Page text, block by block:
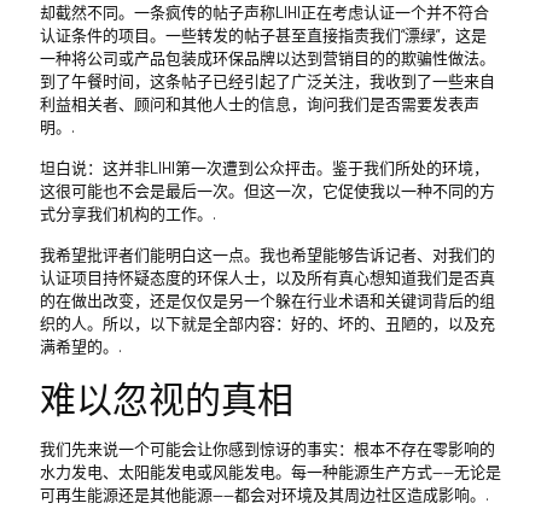
却截然不同。一条疯传的帖子声称LIHI正在考虑认证一个并不符合
认证条件的项目。一些转发的帖子甚至直接指责我们“漂绿”，这是
一种将公司或产品包装成环保品牌以达到营销目的的欺骗性做法。
到了午餐时间，这条帖子已经引起了广泛关注，我收到了一些来自
利益相关者、顾问和其他人士的信息，询问我们是否需要发表声
明。.
坦白说：这并非LIHI第一次遭到公众抨击。鉴于我们所处的环境，
这很可能也不会是最后一次。但这一次，它促使我以一种不同的方
式分享我们机构的工作。.
我希望批评者们能明白这一点。我也希望能够告诉记者、对我们的
认证项目持怀疑态度的环保人士，以及所有真心想知道我们是否真
的在做出改变，还是仅仅是另一个躲在行业术语和关键词背后的组
织的人。所以，以下就是全部内容：好的、坏的、丑陋的，以及充
满希望的。.
难以忽视的真相
我们先来说一个可能会让你感到惊讶的事实：根本不存在零影响的
水力发电、太阳能发电或风能发电。每一种能源生产方式——无论是
可再生能源还是其他能源——都会对环境及其周边社区造成影响。.